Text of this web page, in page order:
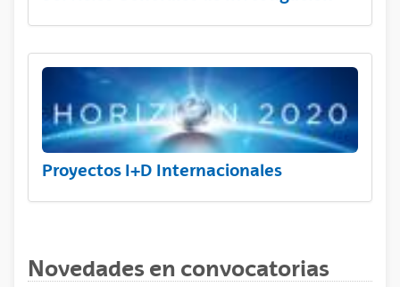
Proyectos I+D Internacionales
Novedades en convocatorias